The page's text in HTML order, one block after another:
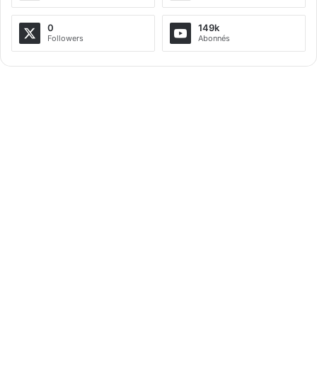
n
t
i
0
Followers
149k
Abonnés